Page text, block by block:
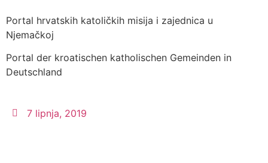
Portal hrvatskih katoličkih misija i zajednica u
Njemačkoj
Portal der kroatischen katholischen Gemeinden in
Deutschland
7 lipnja, 2019